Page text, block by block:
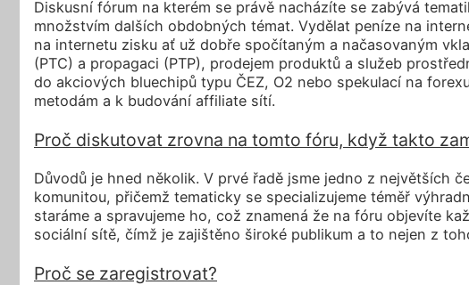
Diskusní fórum na kterém se právě nacházíte se zabývá
množstvím dalších obdobných témat. Vydělat peníze na
na internetu zisku ať už dobře spočítaným a načasovaným
(PTC) a propagaci (PTP), prodejem produktů a služeb
do akciových bluechipů typu ČEZ, O2 nebo spekulací na
metodám a k budování affiliate sítí.
Proč diskutovat zrovna na tomto fóru, když takto
Důvodů je hned několik. V prvé řadě jsme jedno z největších
komunitou, přičemž tematicky se specializujeme téměř
staráme a spravujeme ho, což znamená že na fóru objevíte
sociální sítě, čímž je zajištěno široké publikum a to nejen z
Proč se zaregistrovat?